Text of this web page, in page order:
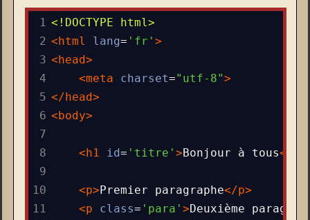
1 <!DOCTYPE html>
2 < html lang= 'fr' >
3 < head>
4
<meta charset="utf-8">
5 </ head>
6 < body>
7
8
< h1 id= 'titre' >Bonjour à tous</
9
10
<p> Premier paragraphe</p>
11
<p class= 'para' >Deuxième